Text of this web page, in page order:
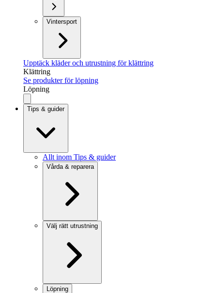
Vintersport
Upptäck kläder och utrustning för klättring
Klättring
Se produkter för löpning
Löpning
Tips & guider
Allt inom Tips & guider
Vårda & reparera
Välj rätt utrustning
Löpning